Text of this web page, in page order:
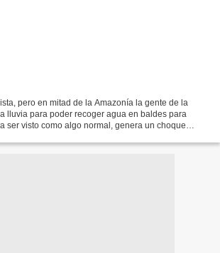
pero en mitad de la Amazonía la gente de la
lluvia para poder recoger agua en baldes para
ser visto como algo normal, genera un choque